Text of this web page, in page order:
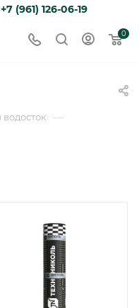
+7 (961) 126-06-19
0
—